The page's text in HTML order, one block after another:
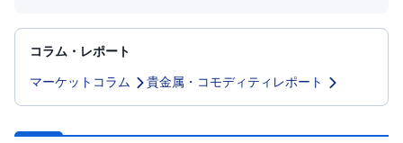
ト
ク
)
BI
コラム・レポート
マーケットコラム
貴金属・コモディティレポート